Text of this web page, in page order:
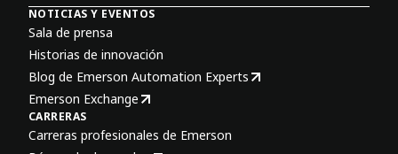
NOTICIAS Y EVENTOS
Sala de prensa
Historias de innovación
Blog de Emerson Automation Experts
Emerson Exchange
CARRERAS
Carreras profesionales de Emerson